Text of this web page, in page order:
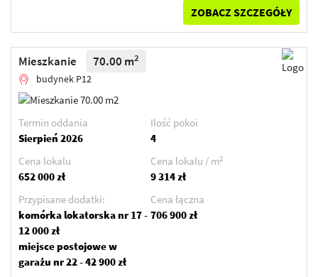
ZOBACZ SZCZEGÓŁY
Mieszkanie 70.00 m2
budynek P12
Termin oddania
Sierpień 2026
Ilość pokoi
4
Cena lokalu
652 000 zł
Cena lokalu / m2
9 314 zł
Przypisane dodatki:
komórka lokatorska nr 17 -
12 000 zł
miejsce postojowe w
garażu nr 22 - 42 900 zł
Cena łączna
706 900 zł